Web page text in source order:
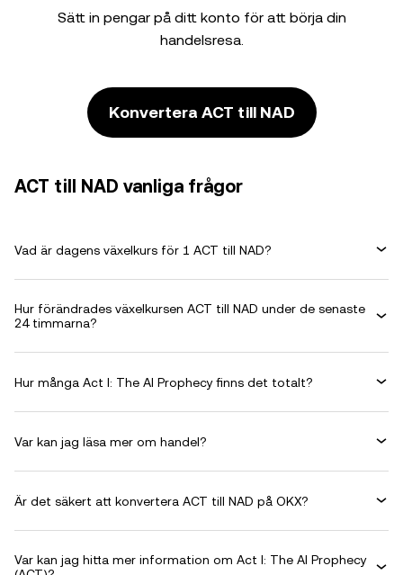
Sätt in pengar på ditt konto för att börja din
handelsresa.
Konvertera ACT till NAD
ACT till NAD vanliga frågor
Vad är dagens växelkurs för 1 ACT till NAD?
Hur förändrades växelkursen ACT till NAD under de senaste
24 timmarna?
Hur många Act I: The AI Prophecy finns det totalt?
Var kan jag läsa mer om handel?
Är det säkert att konvertera ACT till NAD på OKX?
Var kan jag hitta mer information om Act I: The AI Prophecy